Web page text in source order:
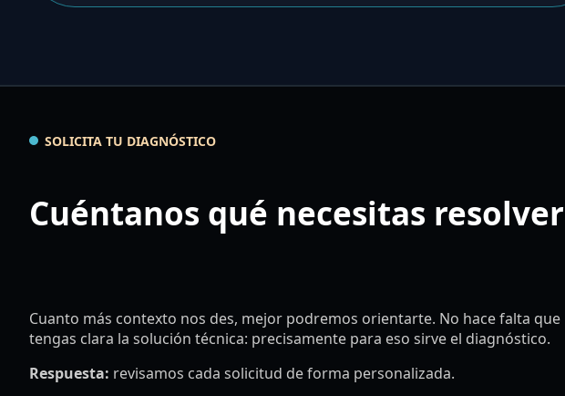
SOLICITA TU DIAGNÓSTICO
Cuéntanos qué necesitas resolver
Cuanto más contexto nos des, mejor podremos orientarte. No hace falta que
tengas clara la solución técnica: precisamente para eso sirve el diagnóstico.
Respuesta: revisamos cada solicitud de forma personalizada.